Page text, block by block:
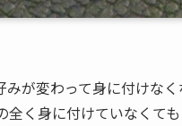
が変わって身に付けな
全く身に付けていなくて